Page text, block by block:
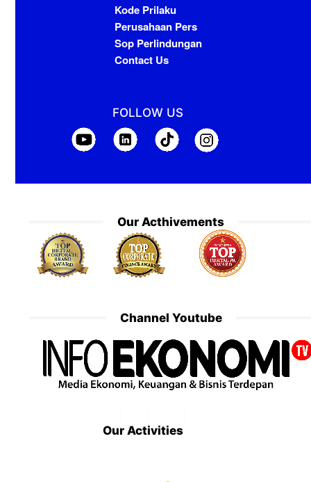
Kode Prilaku
Perusahaan Pers
Sop Perlindungan
Contact Us
FOLLOW US
Our Acthivements
Channel Youtube
Our Activities